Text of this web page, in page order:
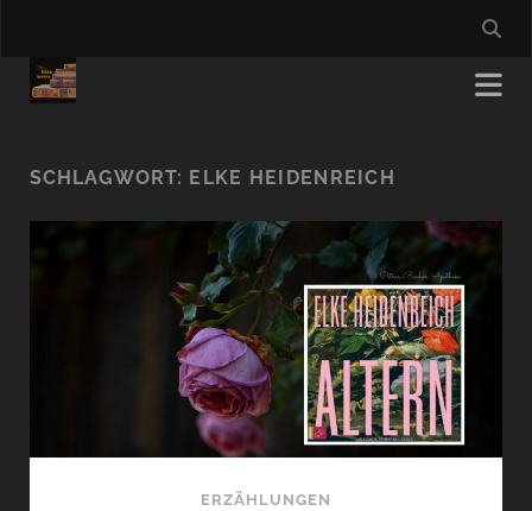
SCHLAGWORT: ELKE HEIDENREICH
ERZÄHLUNGEN